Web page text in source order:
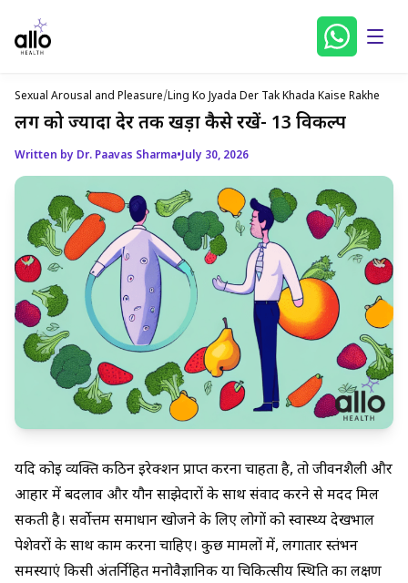
Sexual Arousal and Pleasure/Ling Ko Jyada Der Tak Khada Kaise Rakhe
लिंग को ज्यादा देर तक खड़ा कैसे रखें- 13 विकल्प
Written by Dr. Paavas Sharma•July 30, 2026
यदि कोई व्यक्ति कठिन इरेक्शन प्राप्त करना चाहता है, तो जीवनशैली और
आहार में बदलाव और यौन साझेदारों के साथ संवाद करने से मदद मिल
सकती है। सर्वोत्तम समाधान खोजने के लिए लोगों को स्वास्थ्य देखभाल
पेशेवरों के साथ काम करना चाहिए। कुछ मामलों में, लगातार स्तंभन
समस्याएं किसी अंतर्निहित मनोवैज्ञानिक या चिकित्सीय स्थिति का लक्षण